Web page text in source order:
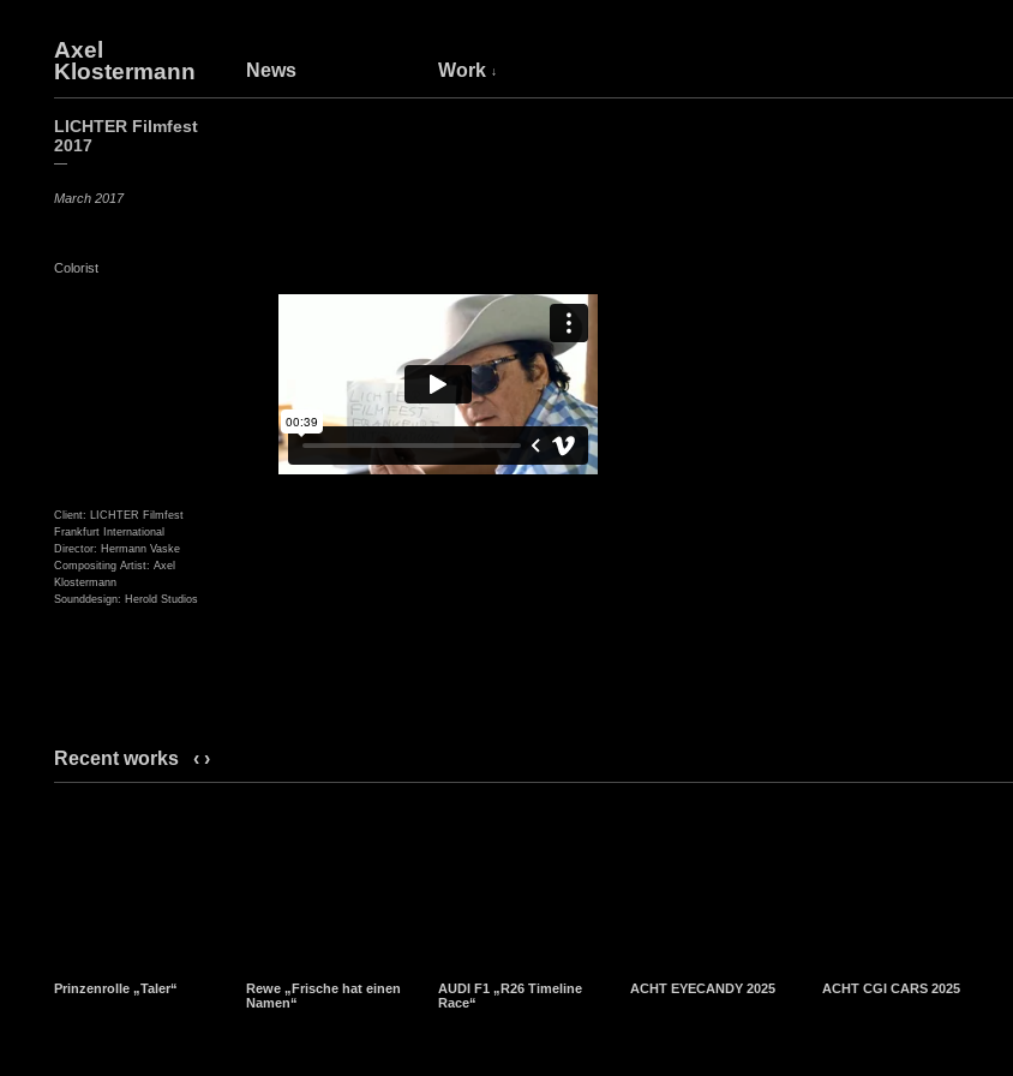
Axel
Klostermann
News Work
LICHTER Filmfest
2017
—
March 2017
Colorist
Client: LICHTER Filmfest
Frankfurt International
Director: Hermann Vaske
Compositing Artist: Axel
Klostermann
Sounddesign: Herold Studios
Recent works ‹ ›
Prinzenrolle „Taler“
Rewe „Frische hat einen
Namen“
AUDI F1 „R26 Timeline
Race“
ACHT EYECANDY 2025 ACHT CGI CARS 2025